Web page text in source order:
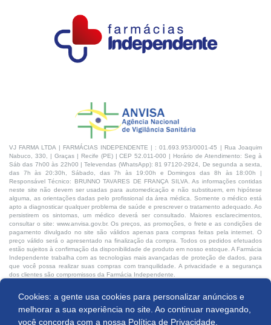
Cookies: a gente usa cookies para personalizar anúncios e
melhorar a sua experiência no site. Ao continuar navegando,
você concorda com a nossa Política de Privacidade.
VJ FARMA LTDA | FARMÁCIAS INDEPENDENTE | : 01.693.953/0001-45 | Rua Joaquim
Nabuco, 330, | Graças | Recife (PE) | CEP 52.011-000 | Horário de Atendimento: Seg à
Sáb das 7h00 às 22h00 | Televendas (WhatsApp): 81 97120-2924, De segunda a sexta,
das 7h às 20:30h, Sábado, das 7h às 19:00h e Domingos das 8h às 18:00h |
Responsável Técnico: BRUNNO TAVARES DE FRANÇA SILVA. As informações contidas
neste site não devem ser usadas para automedicação e não substituem, em hipótese
alguma, as orientações dadas pelo profissional da área médica. Somente o médico está
apto a diagnosticar qualquer problema de saúde e prescrever o tratamento adequado. Ao
persistirem os sintomas, um médico deverá ser consultado. Maiores esclarecimentos,
consultar o site: www.anvisa.gov.br. Os preços, as promoções, o frete e as condições de
pagamento divulgado no site são válidos apenas para compras feitas pela internet. O
preço válido será o apresentado na finalização da compra. Todos os pedidos efetuados
estão sujeitos à confirmação da disponibilidade de produto em nosso estoque. A Farmácia
Independente trabalha com as tecnologias mais avançadas de proteção de dados, para
que você possa realizar suas compras com tranquilidade. A privacidade e a segurança
dos clientes são compromissos da Farmácia Independente.
Desenvolvido por: